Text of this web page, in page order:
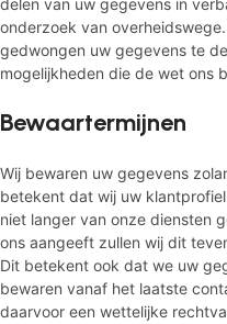
delen van uw gegevens in
onderzoek van
gedwongen uw gegevens te
mogelijkheden die de wet ons
Bewaartermijnen
Wij bewaren uw gegevens
betekent dat wij uw
niet langer van onze diensten
ons aangeeft zullen wij dit
Dit betekent ook dat we uw
bewaren vanaf het laatste
daarvoor een wettelijke